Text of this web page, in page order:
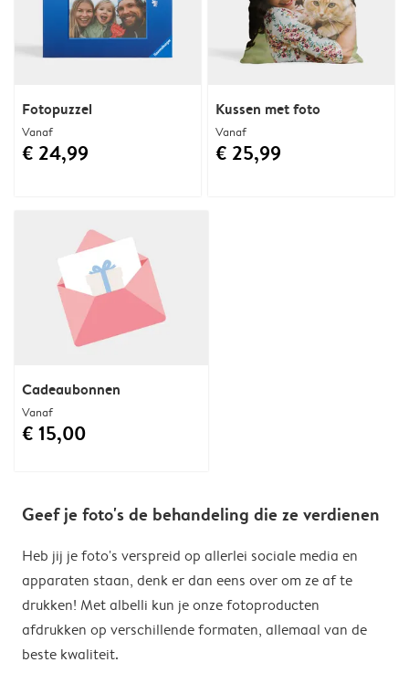
Fotopuzzel
Vanaf
€ 24,99
Kussen met foto
Vanaf
€ 25,99
Cadeaubonnen
Vanaf
€ 15,00
Geef je foto's de behandeling die ze verdienen
Heb jij je foto's verspreid op allerlei sociale media en
apparaten staan, denk er dan eens over om ze af te
drukken! Met albelli kun je onze fotoproducten
afdrukken op verschillende formaten, allemaal van de
beste kwaliteit.